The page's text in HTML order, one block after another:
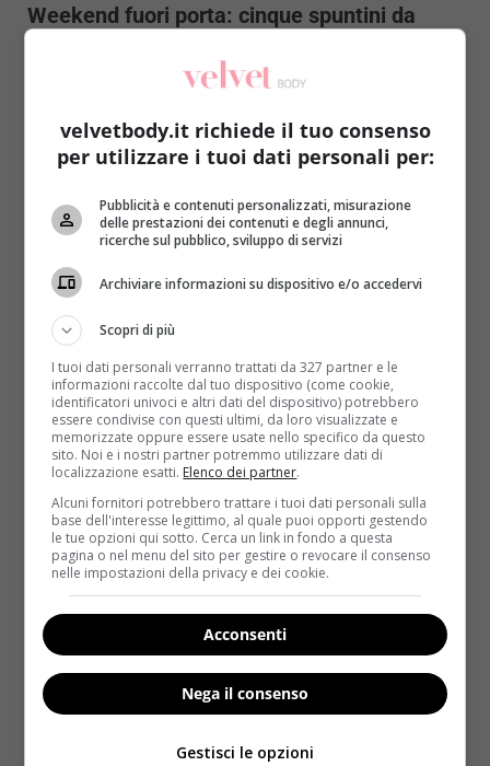
Weekend fuori porta: cinque spuntini da
26 Giugno 2014
amici e vi aspetta un lungo viaggio in macchina...
Notizie
Frutta secca, toccasana per combattere il
diabete: perché?
Redazione 1 Giugno 2014
Noci, nocciole, pistacchi, anacardi, albicocche, pere,
banane e ananas secche non devono mai mancare
nell’alimentazione di un...
Read More
velvetbody.it richiede il tuo consenso
per utilizzare i tuoi dati personali per:
Pubblicità e contenuti personalizzati, misurazione
delle prestazioni dei contenuti e degli annunci,
ricerche sul pubblico, sviluppo di servizi
Archiviare informazioni su dispositivo e/o accedervi
Scopri di più
I tuoi dati personali verranno trattati da 327 partner e le
informazioni raccolte dal tuo dispositivo (come cookie,
identificatori univoci e altri dati del dispositivo) potrebbero
essere condivise con questi ultimi, da loro visualizzate e
memorizzate oppure essere usate nello specifico da questo
sito. Noi e i nostri partner potremmo utilizzare dati di
localizzazione esatti. Elenco dei partner.
Alcuni fornitori potrebbero trattare i tuoi dati personali sulla
base dell'interesse legittimo, al quale puoi opporti gestendo
le tue opzioni qui sotto. Cerca un link in fondo a questa
pagina o nel menu del sito per gestire o revocare il consenso
nelle impostazioni della privacy e dei cookie.
Acconsenti
Nega il consenso
Gestisci le opzioni